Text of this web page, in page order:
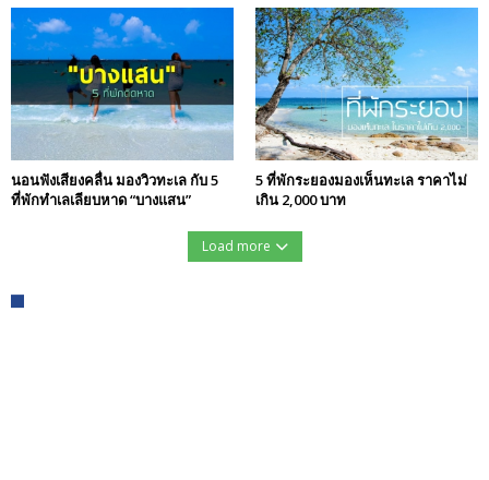
นอนฟังเสียงคลื่น มองวิวทะเล กับ 5
ที่พักทำเลเลียบหาด “บางแสน”
5 ที่พักระยองมองเห็นทะเล ราคาไม่
เกิน 2,000 บาท
Load more